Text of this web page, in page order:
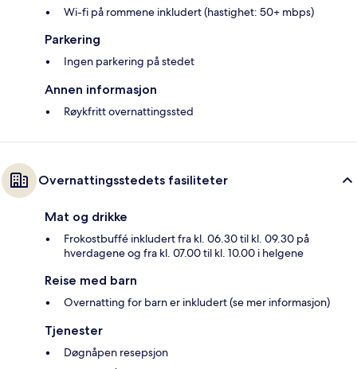
Wi-fi på rommene inkludert (hastighet: 50+ mbps)
Parkering
Ingen parkering på stedet
Annen informasjon
Røykfritt overnattingssted
Overnattingsstedets fasiliteter
Mat og drikke
Frokostbuffé inkludert fra kl. 06.30 til kl. 09.30 på
hverdagene og fra kl. 07.00 til kl. 10.00 i helgene
Reise med barn
Overnatting for barn er inkludert (se mer informasjon)
Tjenester
Døgnåpen resepsjon